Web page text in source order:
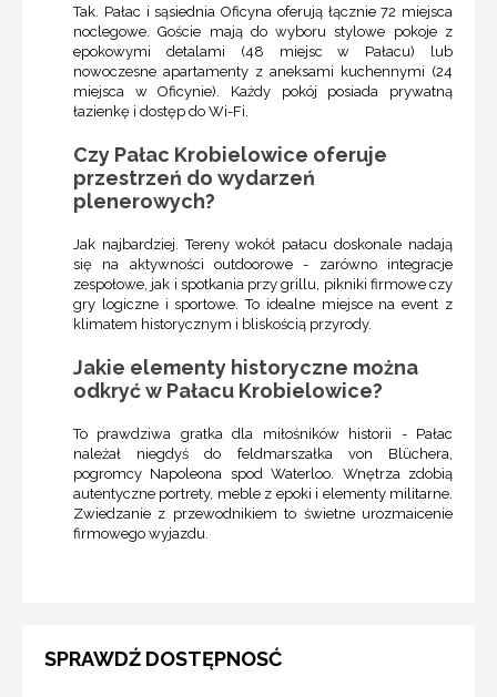
Tak. Pałac i sąsiednia Oficyna oferują łącznie 72 miejsca
noclegowe. Goście mają do wyboru stylowe pokoje z
epokowymi detalami (48 miejsc w Pałacu) lub
nowoczesne apartamenty z aneksami kuchennymi (24
miejsca w Oficynie). Każdy pokój posiada prywatną
łazienkę i dostęp do Wi-Fi.
Czy Pałac Krobielowice oferuje
przestrzeń do wydarzeń
plenerowych?
Jak najbardziej. Tereny wokół pałacu doskonale nadają
się na aktywności outdoorowe - zarówno integracje
zespołowe, jak i spotkania przy grillu, pikniki firmowe czy
gry logiczne i sportowe. To idealne miejsce na event z
klimatem historycznym i bliskością przyrody.
Jakie elementy historyczne można
odkryć w Pałacu Krobielowice?
To prawdziwa gratka dla miłośników historii - Pałac
należał niegdyś do feldmarszałka von Blüchera,
pogromcy Napoleona spod Waterloo. Wnętrza zdobią
autentyczne portrety, meble z epoki i elementy militarne.
Zwiedzanie z przewodnikiem to świetne urozmaicenie
firmowego wyjazdu.
SPRAWDŹ DOSTĘPNOSĆ